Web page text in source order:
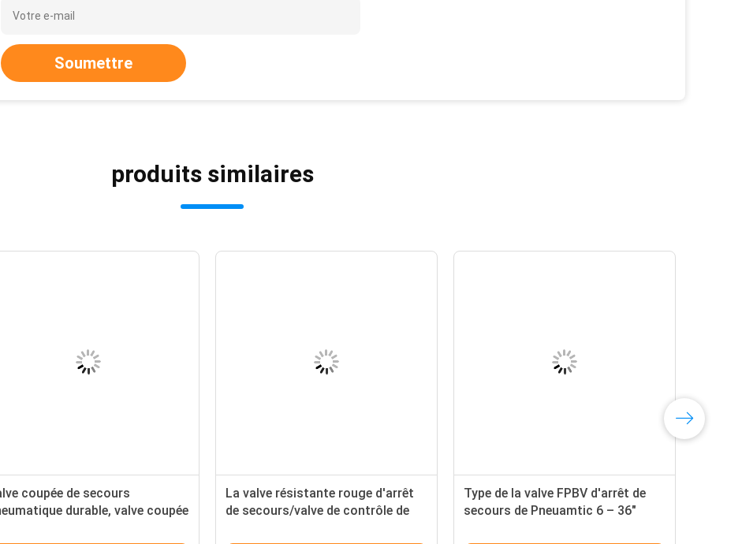
Soumettre
produits similaires
D'une manière pneumatique la
sécurité des valves SDV ESD
Valve coupée de secours
pneumatique durable, valve coupée
La valve résistante rouge d'arrêt
de secours/valve de contrôle de